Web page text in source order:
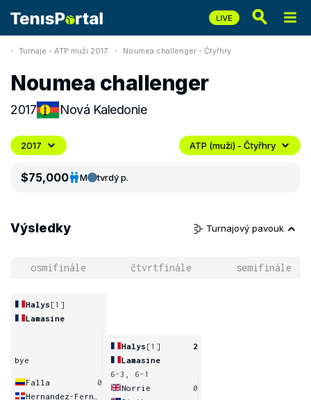
Turnaje - ATP muži 2017 Noumea challenger - Čtyřhry
Noumea challenger
2017 Nová Kaledonie
2017 ATP (muži) - Čtyřhry
$75,000 M tvrdý p.
Výsledky Turnajový pavouk
osmifinále čtvrtfinále semifinále
Halys [1]
Lamasine
bye
Falla
0
Halys [1]
2
Lamasine
6-3, 6-1
Norrie
0